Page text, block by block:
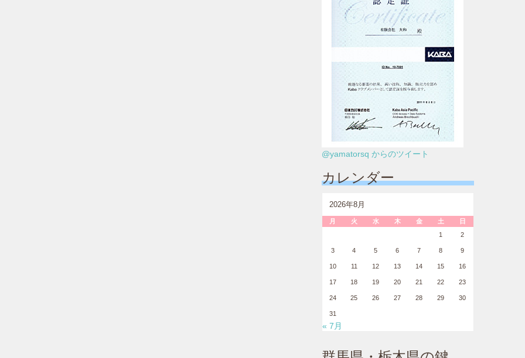
@yamatorsq からのツイート
カレンダー
2026年8月
月 火 水 木 金 土
日
1
2
3 4 5 6 7 8 9
10 11 12 13 14 15 16
17 18 19 20 21 22 23
24 25 26 27 28 29 30
31
« 7月